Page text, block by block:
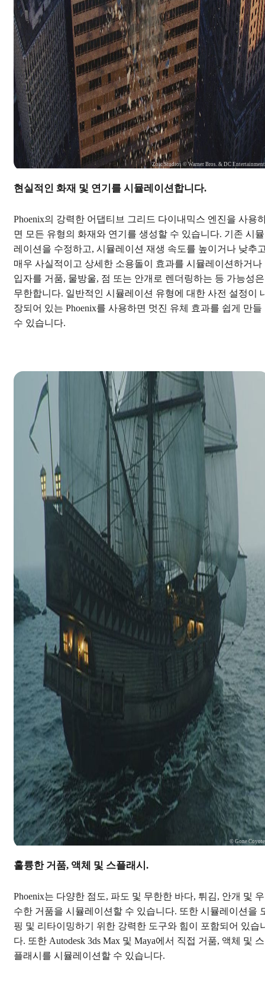
Zoic Studios © Warner Bros. & DC Entertainment
현실적인 화재 및 연기를 시뮬레이션합니다.
Phoenix의 강력한 어댑티브 그리드 다이내믹스 엔진을 사용
면 모든 유형의 화재와 연기를 생성할 수 있습니다. 기존 시뮬
레이션을 수정하고, 시뮬레이션 재생 속도를 높이거나 낮추
매우 사실적이고 상세한 소용돌이 효과를 시뮬레이션하거나
입자를 거품, 물방울, 점 또는 안개로 렌더링하는 등 가능성은
무한합니다. 일반적인 시뮬레이션 유형에 대한 사전 설정이
장되어 있는 Phoenix를 사용하면 멋진 유체 효과를 쉽게 만들
수 있습니다.
© Gone Coyote
훌륭한 거품, 액체 및 스플래시.
Phoenix는 다양한 점도, 파도 및 무한한 바다, 튀김, 안개 및 우
수한 거품을 시뮬레이션할 수 있습니다. 또한 시뮬레이션을
핑 및 리타이밍하기 위한 강력한 도구와 힘이 포함되어 있습
다. 또한 Autodesk 3ds Max 및 Maya에서 직접 거품, 액체 및 스
플래시를 시뮬레이션할 수 있습니다.